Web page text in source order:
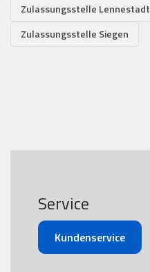
Zulassungsstelle Lennestadt
Zulassungsstelle Siegen
Service
Kundenservice